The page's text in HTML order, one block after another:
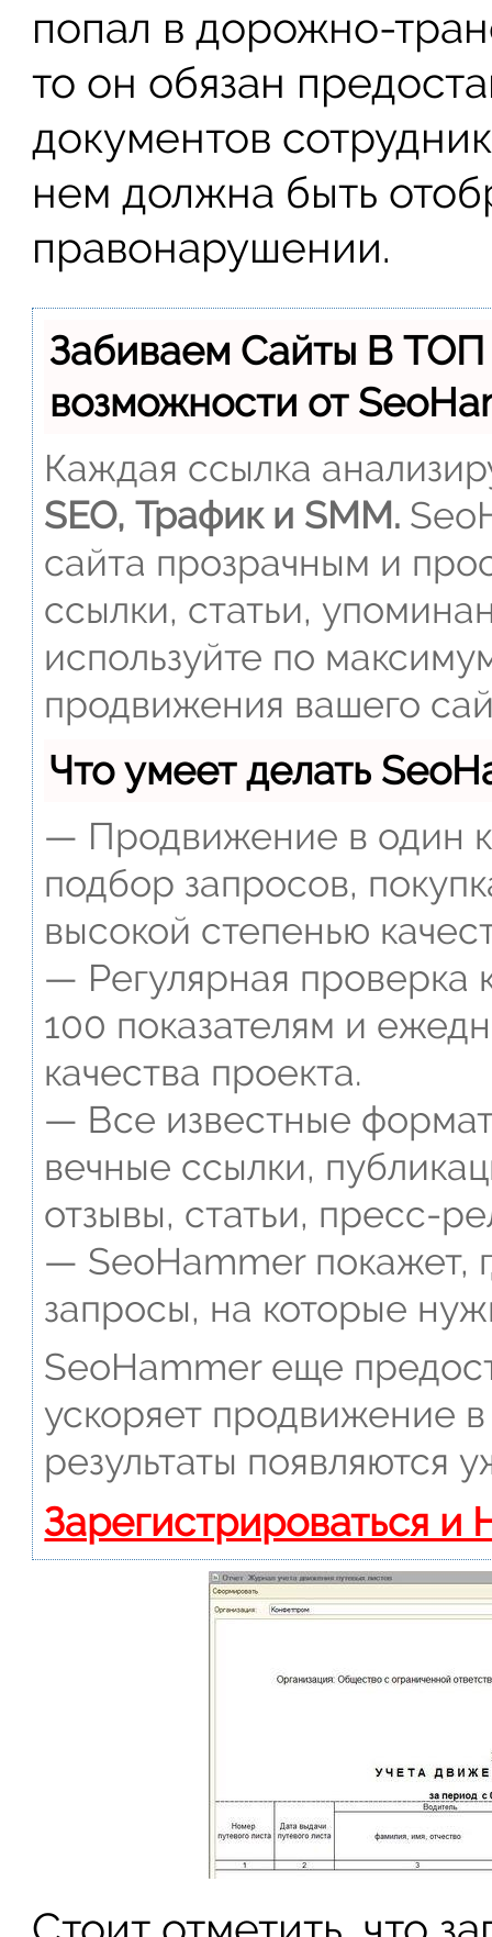
попал в дорожно-
то он обязан
документов
нем должна быть
правонарушении.
Забиваем Сайты В
возможности от
Каждая ссылка
SEO, Трафик и SMM.
сайта прозрачным и
ссылки, статьи,
используйте по
продвижения вашего
Что умеет делать
— Продвижение в один
подбор запросов,
высокой степенью
— Регулярная проверка
100 показателям и
качества проекта.
— Все известные
вечные ссылки,
отзывы, статьи, пресс-
— SeoHammer покажет,
запросы, на которые
SeoHammer еще
ускоряет продвижение
результаты появляются
Зарегистрироваться и